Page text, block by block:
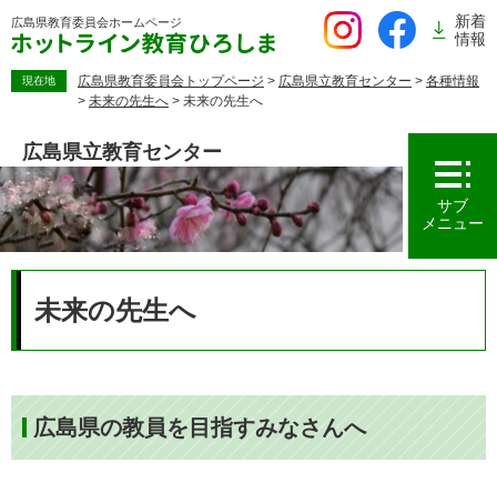
ー
す。
広島県教育委員会ホームページ
新着
情報
現在地 広島県教育委員会トップページ > 広島県立教育センター > 各種情報
> 未来の先生へ > 未来の先生へ
広島県立教育センター
サブ
メニュー
未来の先生へ
広島県の教員を目指すみなさんへ